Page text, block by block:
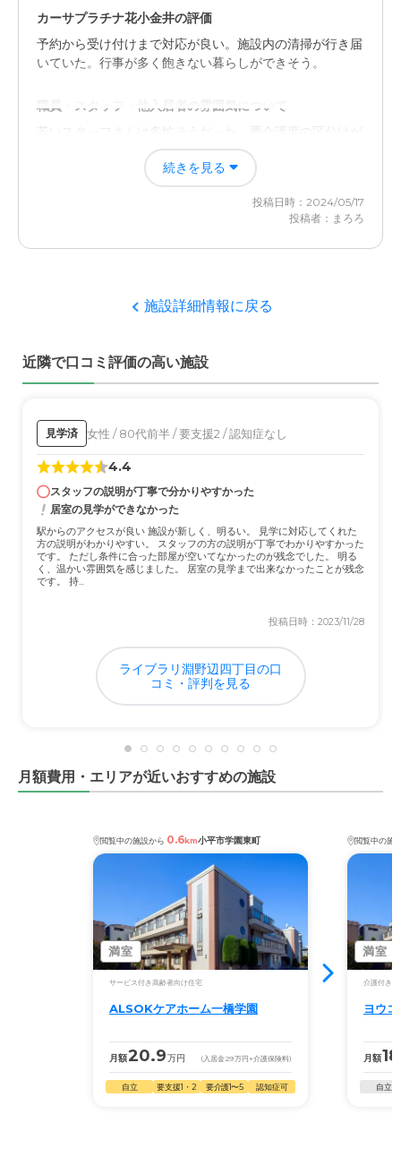
カーサプラチナ花小金井の評価
予約から受け付けまで対応が良い。施設内の清掃が行き届
いていた。行事が多く飽きない暮らしができそう。
職員・スタッフ・他入居者の雰囲気について
若いスタッフさんは多忙そうだった。要介護度の区分けが
できていないと感じたところがあった。
スタッフさんが多忙であった一方、事務室は人が多かっ
入居案内説明は丁寧に行って頂いた。スタッフが少ないと
近隣環境や交通アクセスについて
料金費用について
近隣施設に比べ料金適正だと思う。追加費用の事前説明が
あったほか、モデルケースもあった。
続きを見る
投稿日時：2024/05/17
投稿者：まろろ
施設詳細情報に戻る
近隣で口コミ評価の高い施設
見学済 女性 / 80代前半 / 要支援2 / 認知症なし
4.4
スタッフの説明が丁寧で分かりやすかった
居室の見学ができなかった
駅からのアクセスが良い 施設が新しく、明るい。 見学に対応してくれた
方の説明がわかりやすい。 スタッフの方の説明が丁寧でわかりやすかった
です。 ただし条件に合った部屋が空いてなかったのが残念でした。 明る
く、温かい雰囲気を感じました。 居室の見学まで出来なかったことが残念
です。 持...
投稿日時：2023/11/28
ライブラリ淵野辺四丁目の口
コミ・評判を見る
月額費用・エリアが近いおすすめの施設
閲覧中の施設から 0.6km小平市学園東町
満室
サービス付き高齢者向け住宅
ALSOKケアホーム一橋学園
月額20.9万円 (入居金29万円 +介護保険料)
自立 要支援1・2 要介護1〜5 認知症可
閲覧中の施
満室
介護付き有
ヨウ
月額
自立